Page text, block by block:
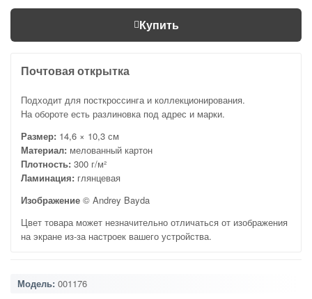
Купить
Почтовая открытка
Подходит для посткроссинга и коллекционирования.
На обороте есть разлиновка под адрес и марки.
Размер: 14,6 × 10,3 см
Материал: мелованный картон
Плотность: 300 г/м²
Ламинация: глянцевая
Изображение © Andrey Bayda
Цвет товара может незначительно отличаться от изображения
на экране из-за настроек вашего устройства.
Модель: 001176